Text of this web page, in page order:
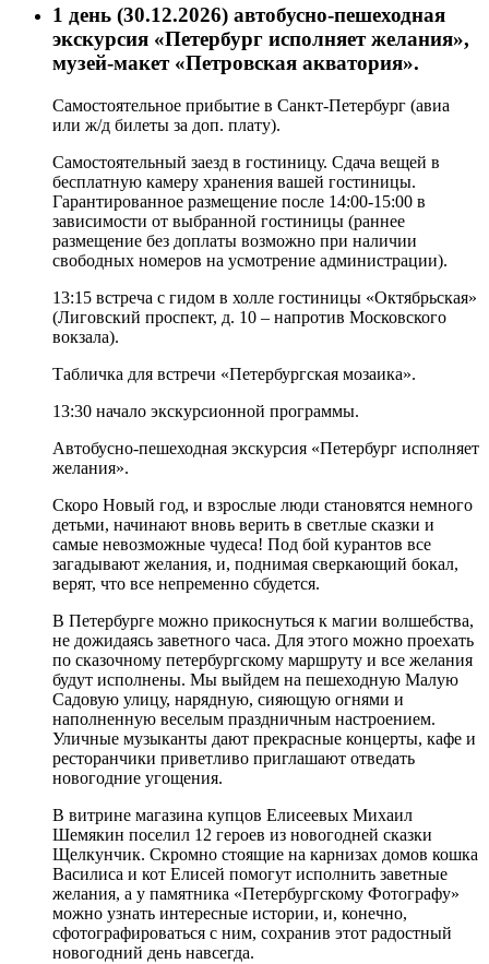
1 день (30.12.2026) автобусно-пешеходная
экскурсия «Петербург исполняет желания»,
музей-макет «Петровская акватория».
Самостоятельное прибытие в Санкт-Петербург (авиа
или ж/д билеты за доп. плату).
Самостоятельный заезд в гостиницу. Сдача вещей в
бесплатную камеру хранения вашей гостиницы.
Гарантированное размещение после 14:00-15:00 в
зависимости от выбранной гостиницы (раннее
размещение без доплаты возможно при наличии
свободных номеров на усмотрение администрации).
13:15 встреча с гидом в холле гостиницы «Октябрьская»
(Лиговский проспект, д. 10 – напротив Московского
вокзала).
Табличка для встречи «Петербургская мозаика».
13:30 начало экскурсионной программы.
Автобусно-пешеходная экскурсия «Петербург исполняет
желания».
Скоро Новый год, и взрослые люди становятся немного
детьми, начинают вновь верить в светлые сказки и
самые невозможные чудеса! Под бой курантов все
загадывают желания, и, поднимая сверкающий бокал,
верят, что все непременно сбудется.
В Петербурге можно прикоснуться к магии волшебства,
не дожидаясь заветного часа. Для этого можно проехать
по сказочному петербургскому маршруту и все желания
будут исполнены. Мы выйдем на пешеходную Малую
Садовую улицу, нарядную, сияющую огнями и
наполненную веселым праздничным настроением.
Уличные музыканты дают прекрасные концерты, кафе и
ресторанчики приветливо приглашают отведать
новогодние угощения.
В витрине магазина купцов Елисеевых Михаил
Шемякин поселил 12 героев из новогодней сказки
Щелкунчик. Скромно стоящие на карнизах домов кошка
Василиса и кот Елисей помогут исполнить заветные
желания, а у памятника «Петербургскому Фотографу»
можно узнать интересные истории, и, конечно,
сфотографироваться с ним, сохранив этот радостный
новогодний день навсегда.